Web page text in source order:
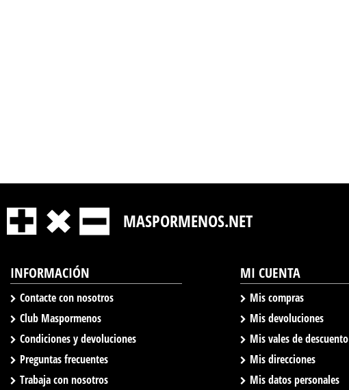
MASPORMENOS.NET
INFORMACIÓN
Contacte con nosotros
Club Maspormenos
Condiciones y devoluciones
Preguntas frecuentes
Trabaja con nosotros
MI CUENTA
Mis compras
Mis devoluciones
Mis vales de descuento
Mis direcciones
Mis datos personales